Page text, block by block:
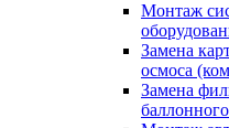
Монтаж
Замена
осмоса
Замена